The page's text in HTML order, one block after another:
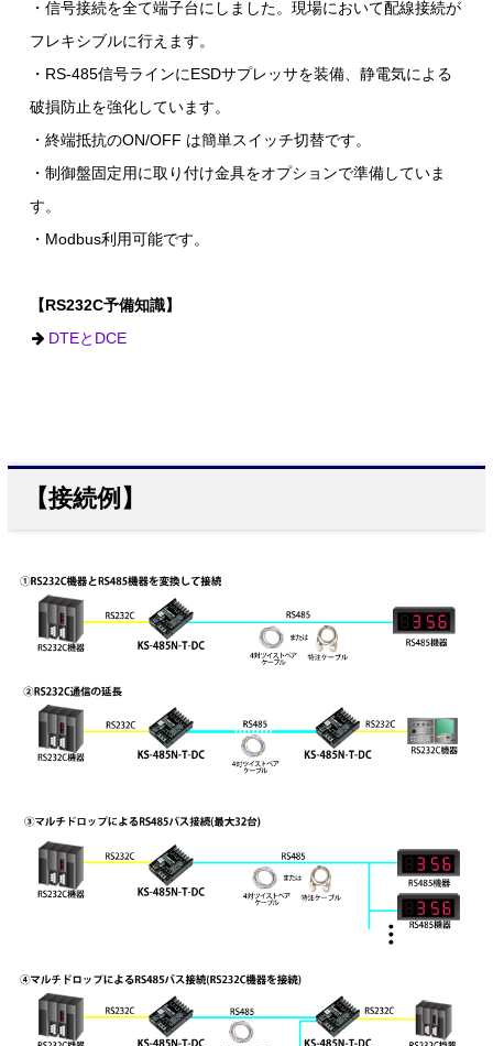
・信号接続を全て端子台にしました。現場において配線接続が
フレキシブルに行えます。
・RS-485信号ラインにESDサプレッサを装備、静電気による
破損防止を強化しています。
・終端抵抗のON/OFF は簡単スイッチ切替です。
・制御盤固定用に取り付け金具をオプションで準備していま
す。
・Modbus利用可能です。
【RS232C予備知識】
DTEとDCE
【接続例】